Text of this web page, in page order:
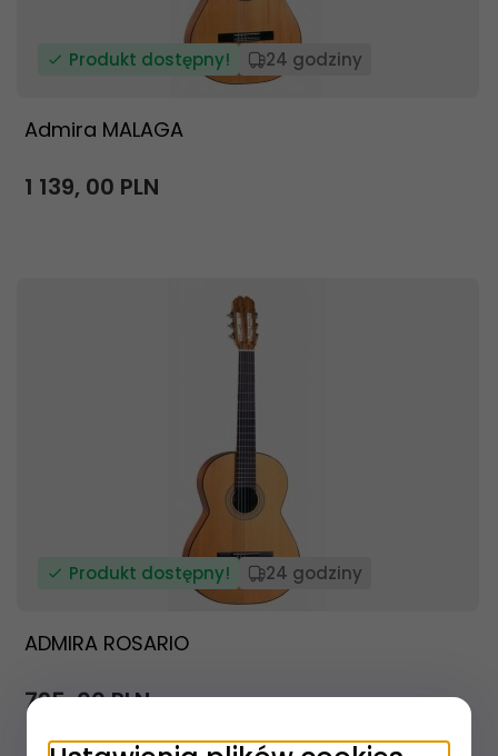
Produkt dostępny! 24 godziny
Admira MALAGA
1 139, 00 PLN
Produkt dostępny! 24 godziny
ADMIRA ROSARIO
795,00PLN